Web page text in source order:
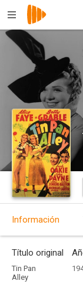
Información
Título original
Tin Pan
Alley